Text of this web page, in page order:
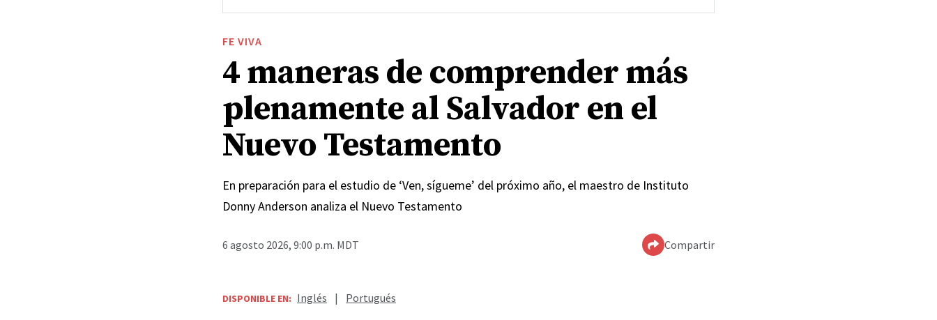
FE VIVA
4 maneras de comprender más
plenamente al Salvador en el
Nuevo Testamento
En preparación para el estudio de ‘Ven, sígueme’ del próximo año, el maestro de Instituto
Donny Anderson analiza el Nuevo Testamento
6 agosto 2026, 9:00 p.m. MDT Compartir
DISPONIBLE EN: Inglés | Portugués